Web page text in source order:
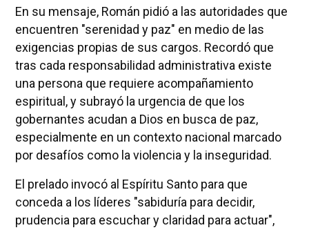
En su mensaje, Román pidió a las autoridades que
encuentren "serenidad y paz" en medio de las
exigencias propias de sus cargos. Recordó que
tras cada responsabilidad administrativa existe
una persona que requiere acompañamiento
espiritual, y subrayó la urgencia de que los
gobernantes acudan a Dios en busca de paz,
especialmente en un contexto nacional marcado
por desafíos como la violencia y la inseguridad.
El prelado invocó al Espíritu Santo para que
conceda a los líderes "sabiduría para decidir,
prudencia para escuchar y claridad para actuar",